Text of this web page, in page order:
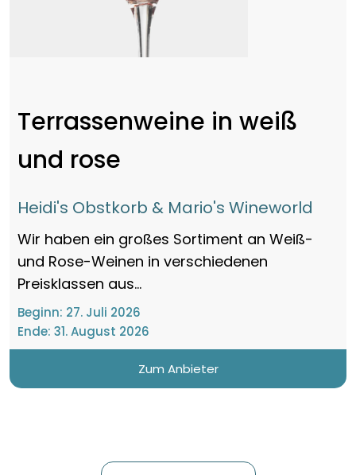
Terrassenweine in weiß
und rose
Heidi's Obstkorb & Mario's Wineworld
Wir haben ein großes Sortiment an Weiß-
und Rose-Weinen in verschiedenen
Preisklassen aus...
Beginn: 27. Juli 2026
Ende: 31. August 2026
Zum Anbieter